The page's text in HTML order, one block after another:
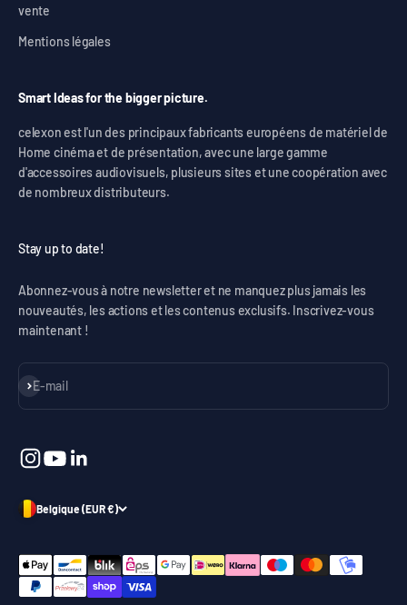
vente
Mentions légales
Smart Ideas for the bigger picture.
celexon est l'un des principaux fabricants européens de matériel de
Home cinéma et de présentation, avec une large gamme
d'accessoires audiovisuels, plusieurs sites et une coopération avec
de nombreux distributeurs.
Stay up to date!
Abonnez-vous à notre newsletter et ne manquez plus jamais les
nouveautés, les actions et les contenus exclusifs. Inscrivez-vous
maintenant !
E-mail
S'inscrire
Belgique (EUR €)